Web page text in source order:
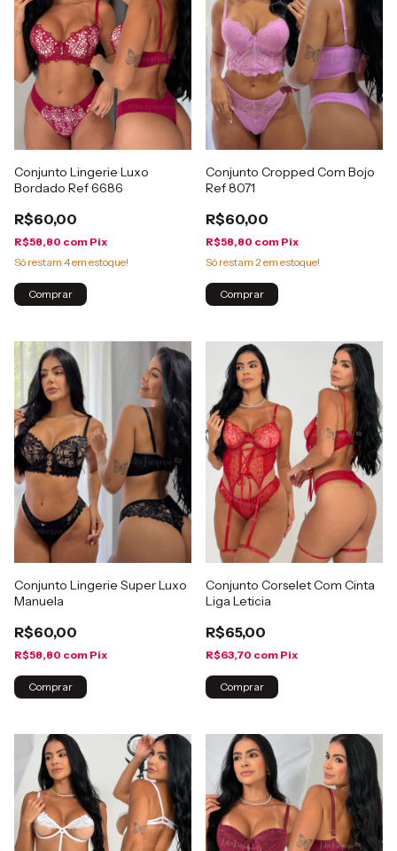
Conjunto Lingerie Luxo
Bordado Ref 6686
R$60,00
R$58,80 com Pix
Só restam 4em estoque!
Comprar
Conjunto Cropped Com Bojo
Ref 8071
R$60,00
R$58,80 com Pix
Só restam 2em estoque!
Comprar
Conjunto Lingerie Super Luxo
Manuela
R$60,00
R$58,80 com Pix
Comprar
Conjunto Corselet Com Cinta
Liga Leticia
R$65,00
R$63,70 com Pix
Comprar